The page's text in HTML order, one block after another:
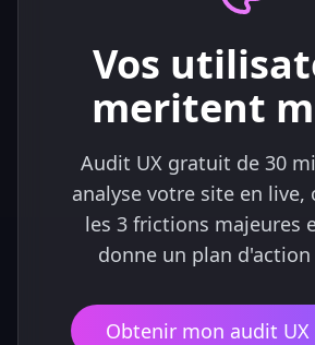
Vos
meritent
Audit UX gratuit de 30
analyse votre site en
les 3 frictions majeures
donne un plan
Obtenir mon audit